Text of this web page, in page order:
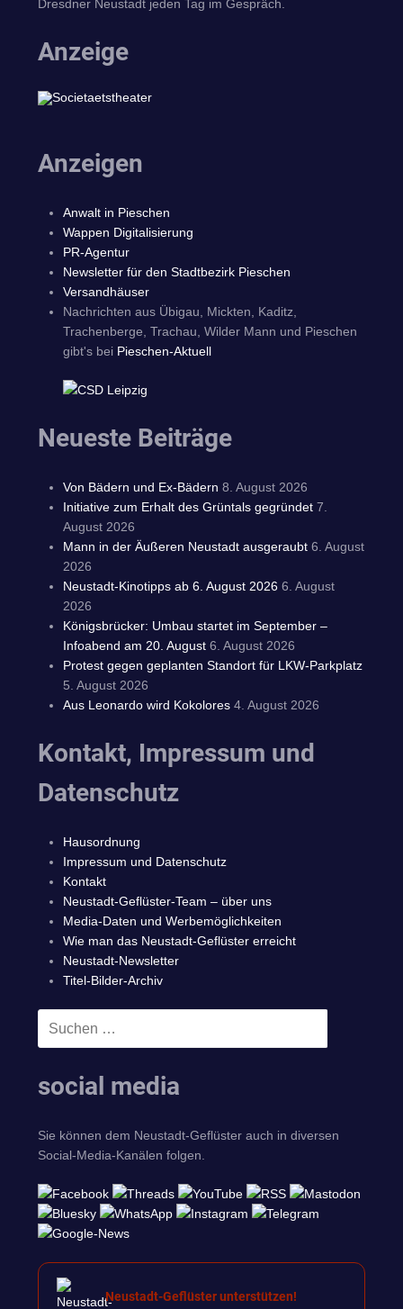
Dresdner Neustadt jeden Tag im Gespräch.
Anzeige
Anzeigen
Anwalt in Pieschen
Wappen Digitalisierung
PR-Agentur
Newsletter für den Stadtbezirk Pieschen
Versandhäuser
Nachrichten aus Übigau, Mickten, Kaditz,
Trachenberge, Trachau, Wilder Mann und Pieschen
gibt's bei Pieschen-Aktuell
Neueste Beiträge
Von Bädern und Ex-Bädern 8. August 2026
Initiative zum Erhalt des Grüntals gegründet 7.
August 2026
Mann in der Äußeren Neustadt ausgeraubt 6. August
2026
Neustadt-Kinotipps ab 6. August 2026 6. August
2026
Königsbrücker: Umbau startet im September –
Infoabend am 20. August 6. August 2026
Protest gegen geplanten Standort für LKW-Parkplatz
5. August 2026
Aus Leonardo wird Kokolores 4. August 2026
Kontakt, Impressum und
Datenschutz
Hausordnung
Impressum und Datenschutz
Kontakt
Neustadt-Geflüster-Team – über uns
Media-Daten und Werbemöglichkeiten
Wie man das Neustadt-Geflüster erreicht
Neustadt-Newsletter
Titel-Bilder-Archiv
Suchen
social media
Sie können dem Neustadt-Geflüster auch in diversen
Social-Media-Kanälen folgen.
Neustadt-Geflüster unterstützen!